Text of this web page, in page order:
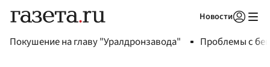
Новости
Покушение на главу "Уралдронзавода" Проблемы с